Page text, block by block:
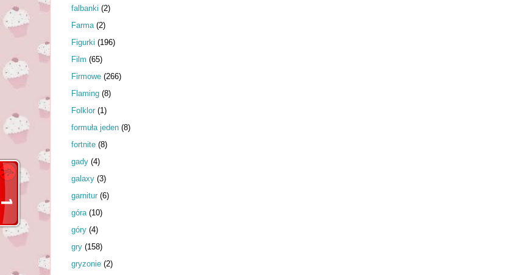
falbanki (2)
Farma (2)
Figurki (196)
Film (65)
Firmowe (266)
Flaming (8)
Folklor (1)
formuła jeden (8)
fortnite (8)
gady (4)
galaxy (3)
garnitur (6)
góra (10)
góry (4)
gry (158)
gryzonie (2)